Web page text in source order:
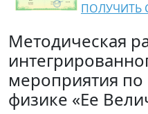
ПОЛУЧИТЬ
Методическая
мероприятия по
физике «Ее